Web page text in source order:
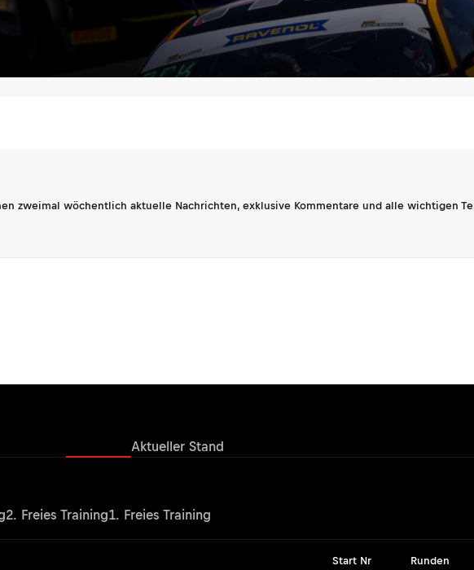
zweimal wöchentlich aktuelle Nachrichten, exklusive Kommentare und alle wichtigen
Aktueller Stand
2. Freies Training1. Freies Training
Start Nr Runden